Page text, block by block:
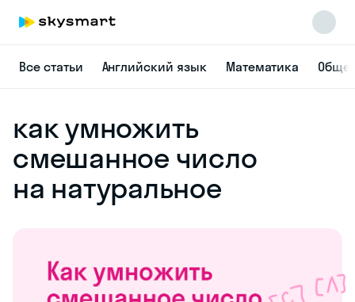
Все статьи Английский язык Математика
как умножить
смешанное число
на натуральное